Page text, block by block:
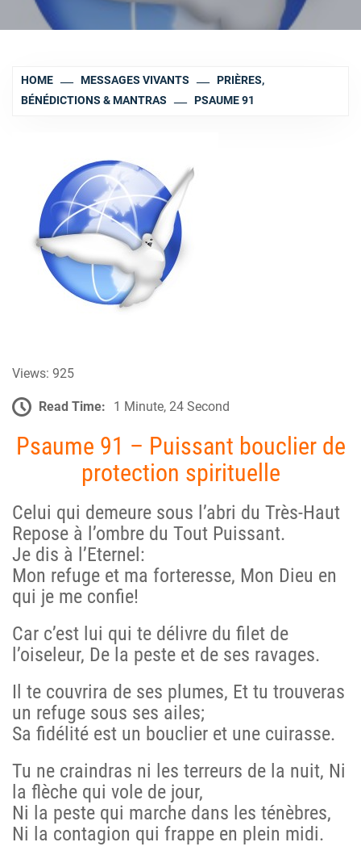
HOME MESSAGES VIVANTS
PRIÈRES,
BÉNÉDICTIONS & MANTRAS
PSAUME 91
Views: 925
Read Time: 1 Minute, 24 Second
Psaume 91 – Puissant bouclier de
protection spirituelle
Celui qui demeure sous l’abri du Très-Haut
Repose à l’ombre du Tout Puissant.
Je dis à l’Eternel:
Mon refuge et ma forteresse, Mon Dieu en
qui je me confie!
Car c’est lui qui te délivre du filet de
l’oiseleur, De la peste et de ses ravages.
Il te couvrira de ses plumes, Et tu trouveras
un refuge sous ses ailes;
Sa fidélité est un bouclier et une cuirasse.
Tu ne craindras ni les terreurs de la nuit, Ni
la flèche qui vole de jour,
Ni la peste qui marche dans les ténèbres,
Ni la contagion qui frappe en plein midi.